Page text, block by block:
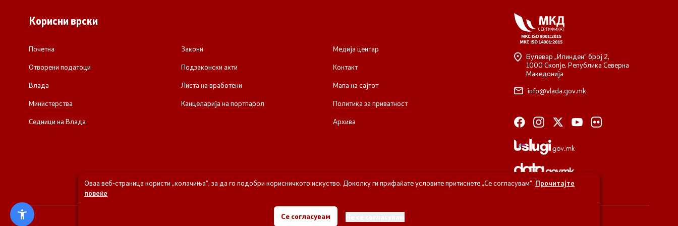
Корисни врски
Почетна
Отворени податоци
Влада
Министерства
Седници на Влада
Закони
Подзаконски акти
Листа на вработени
Канцеларија на портпарол
Медија центар
Контакт
Мапа на сајтот
Политика за приватност
Архива
Булевар „Илинден“ број 2,
1000 Скопје, Република Северна
Македонија
info@vlada.gov.mk
© 2026 Влада на Република Северна Македонија
Оваа веб-страница користи „колачиња“, за да го подобри корисничкото искуство. Доколку ги прифаќате условите притиснете „Се согласувам“. Прочитајте
повеќе
Се согласувам